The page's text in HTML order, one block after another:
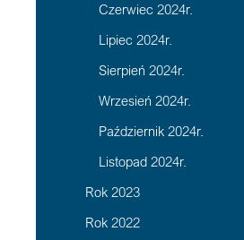
Czerwiec 2024r.
Lipiec 2024r.
Sierpień 2024r.
Wrzesień 2024r.
Październik 2024r.
Listopad 2024r.
Rok 2023
Rok 2022